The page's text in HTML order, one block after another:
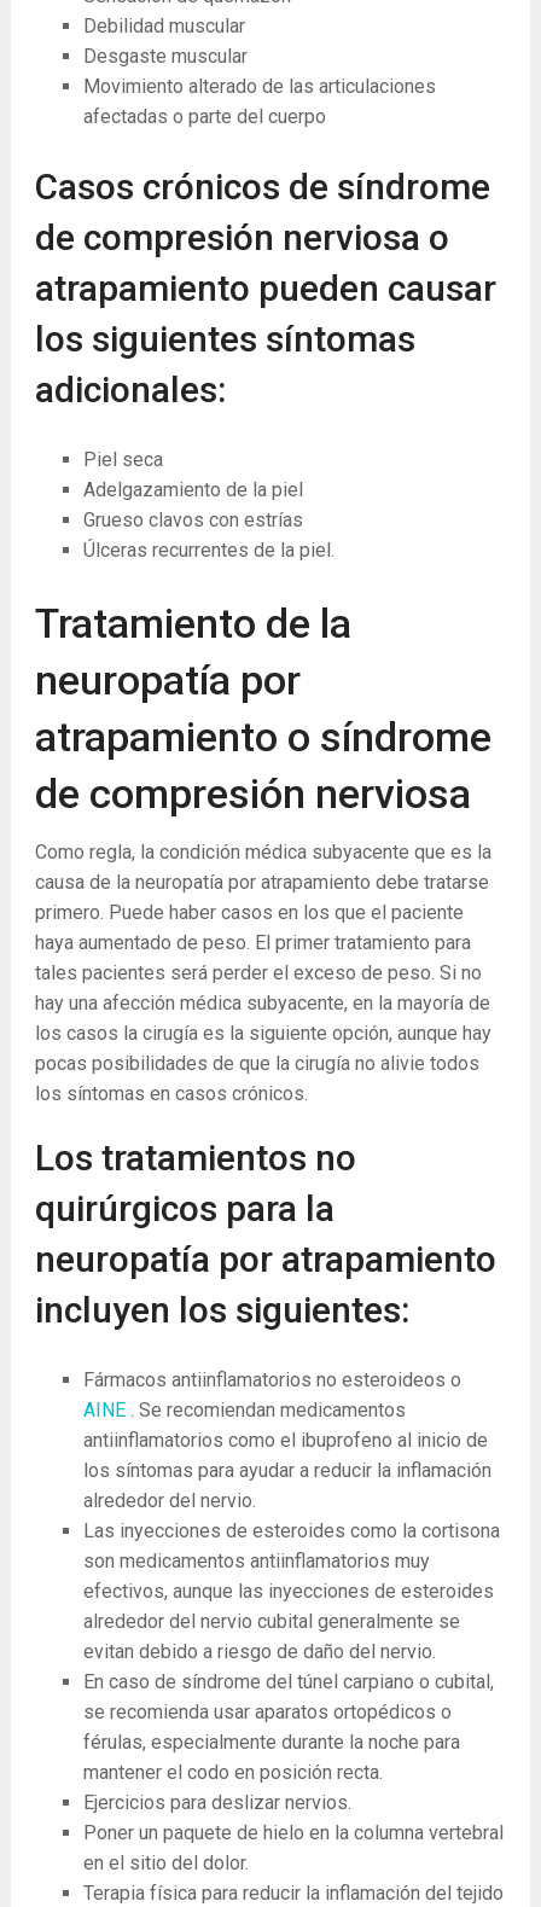
Debilidad muscular
Desgaste muscular
Movimiento alterado de las articulaciones
afectadas o parte del cuerpo
Casos crónicos de síndrome
de compresión nerviosa o
atrapamiento pueden causar
los siguientes síntomas
adicionales:
Piel seca
Adelgazamiento de la piel
Grueso clavos con estrías
Úlceras recurrentes de la piel.
Tratamiento de la
neuropatía por
atrapamiento o síndrome
de compresión nerviosa
Como regla, la condición médica subyacente que es la
causa de la neuropatía por atrapamiento debe tratarse
primero. Puede haber casos en los que el paciente
haya aumentado de peso. El primer tratamiento para
tales pacientes será perder el exceso de peso. Si no
hay una afección médica subyacente, en la mayoría de
los casos la cirugía es la siguiente opción, aunque hay
pocas posibilidades de que la cirugía no alivie todos
los síntomas en casos crónicos.
Los tratamientos no
quirúrgicos para la
neuropatía por atrapamiento
incluyen los siguientes:
Fármacos antiinflamatorios no esteroideos o
AINE . Se recomiendan medicamentos
antiinflamatorios como el ibuprofeno al inicio de
los síntomas para ayudar a reducir la inflamación
alrededor del nervio.
Las inyecciones de esteroides como la cortisona
son medicamentos antiinflamatorios muy
efectivos, aunque las inyecciones de esteroides
alrededor del nervio cubital generalmente se
evitan debido a riesgo de daño del nervio.
En caso de síndrome del túnel carpiano o cubital,
se recomienda usar aparatos ortopédicos o
férulas, especialmente durante la noche para
mantener el codo en posición recta.
Ejercicios para deslizar nervios.
Poner un paquete de hielo en la columna vertebral
en el sitio del dolor.
Terapia física para reducir la inflamación del tejido